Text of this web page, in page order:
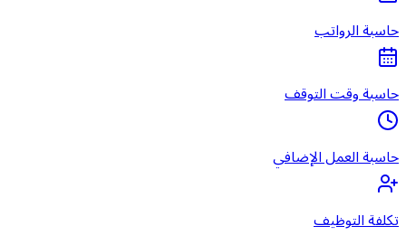
حاسبة الرواتب
حاسبة وقت التوقف
حاسبة العمل الإضافي
تكلفة التوظيف